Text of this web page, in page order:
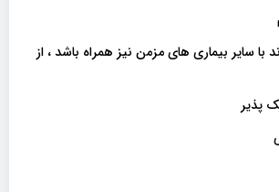
با سایر بیماری های مزمن نیز همراه باشد ، از
پذیر